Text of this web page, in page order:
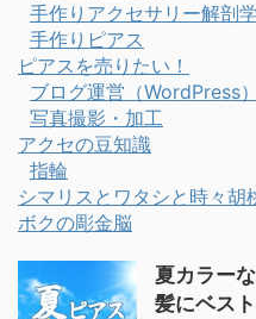
手作りアクセサリー解剖学
手作りピアス
ピアスを売りたい！
ブログ運営（WordPress）
写真撮影・加工
アクセの豆知識
指輪
シマリスとワタシと時々胡
ボクの彫金脳
夏カラー
髪にベス